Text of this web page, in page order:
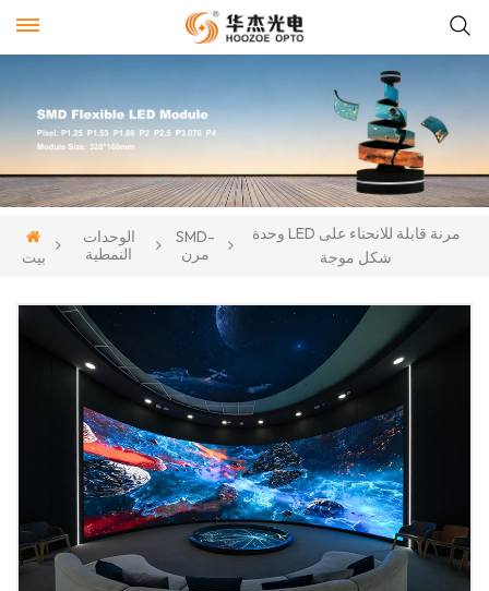
بيت
الوحدات
النمطية
SMD-
مرن
وحدة LED مرنة قابلة للانحناء على
شكل موجة